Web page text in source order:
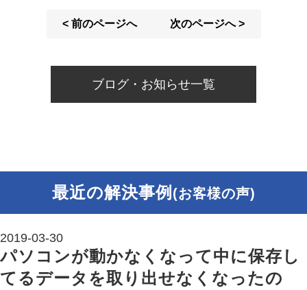
< 前のページへ 次のページへ >
ブログ・お知らせ一覧
最近の解決事例 (お客様の声)
2019-03-30
パソコンが動かなくなって中に保存し
てるデータを取り出せなくなったの